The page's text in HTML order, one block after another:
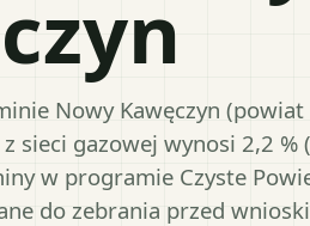
Nowy Kawęczyn
sieci gazowej wynosi 2,2
w programie Czyste
do zebrania przed